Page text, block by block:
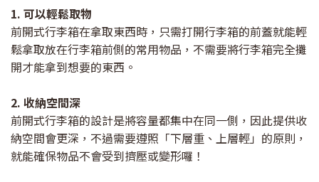
1. 可以輕鬆取物
前開式行李箱在拿取東西時，只需打開行李箱的前蓋就能輕
鬆拿取放在行李箱前側的常用物品，不需要將行李箱完全攤
開才能拿到想要的東西。
2. 收納空間深
前開式行李箱的設計是將容量都集中在同一側，因此提供收
納空間會更深，不過需要遵照「下層重、上層輕」的原則，
就能確保物品不會受到擠壓或變形囉！